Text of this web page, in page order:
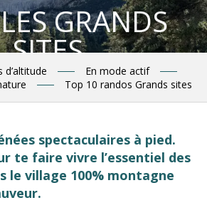
GRANDS
SITES
d’altitude
En mode actif
Top 10 randos Grands sites
spectaculaires à pied.
te faire vivre l’essentiel des
le village 100% montagne